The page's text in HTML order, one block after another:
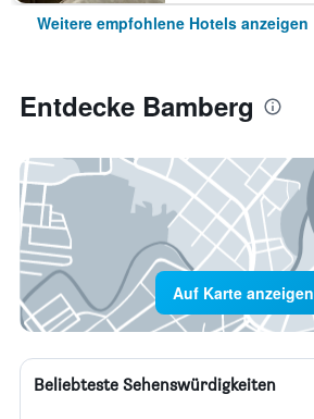
Weitere empfohlene Hotels anzeigen
Entdecke Bamberg
Auf Karte anzeigen
Beliebteste Sehenswürdigkeiten